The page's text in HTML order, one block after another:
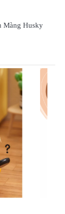
Màng Husky